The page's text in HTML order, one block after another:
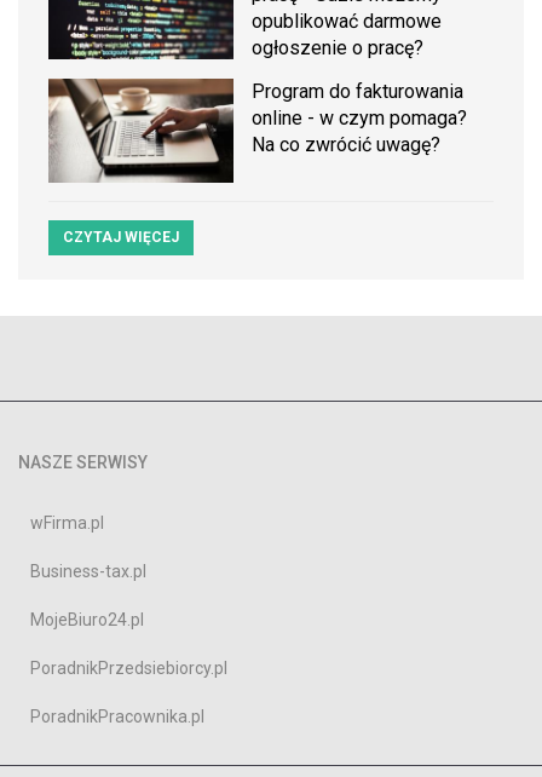
opublikować darmowe
ogłoszenie o pracę?
Program do fakturowania
online - w czym pomaga?
Na co zwrócić uwagę?
CZYTAJ WIĘCEJ
NASZE SERWISY
wFirma.pl
Business-tax.pl
MojeBiuro24.pl
PoradnikPrzedsiebiorcy.pl
PoradnikPracownika.pl